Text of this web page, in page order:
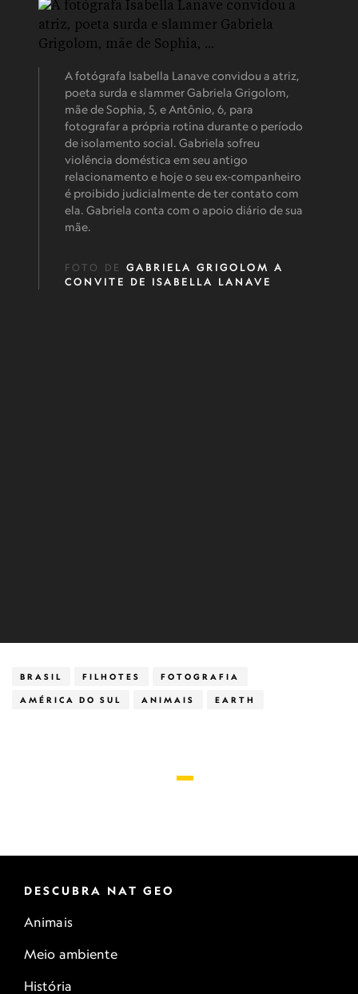
A fotógrafa Isabella Lanave convidou a atriz,
poeta surda e slammer Gabriela Grigolom,
mãe de Sophia, 5, e Antônio, 6, para
fotografar a própria rotina durante o período
de isolamento social. Gabriela sofreu
violência doméstica em seu antigo
relacionamento e hoje o seu ex-companheiro
é proibido judicialmente de ter contato com
ela. Gabriela conta com o apoio diário de sua
mãe.
FOTO DE GABRIELA GRIGOLOM A
CONVITE DE ISABELLA LANAVE
BRASIL FILHOTES FOTOGRAFIA
AMÉRICA DO SUL ANIMAIS EARTH
DESCUBRA NAT GEO
Animais
Meio ambiente
História